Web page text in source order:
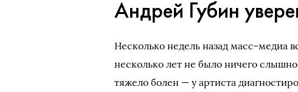
Андрей Губин
Несколько недель назад масс-медиа
несколько лет не было ничего
тяжело болен — у артиста